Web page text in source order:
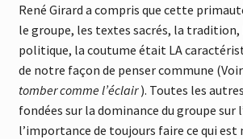
René Girard a compris que cette
le groupe, les textes sacrés, la
politique, la coutume était LA
de notre façon de penser commune (Voir
tomber comme l’éclair). Toutes les
fondées sur la dominance du groupe sur
l’importance de toujours faire ce qui est